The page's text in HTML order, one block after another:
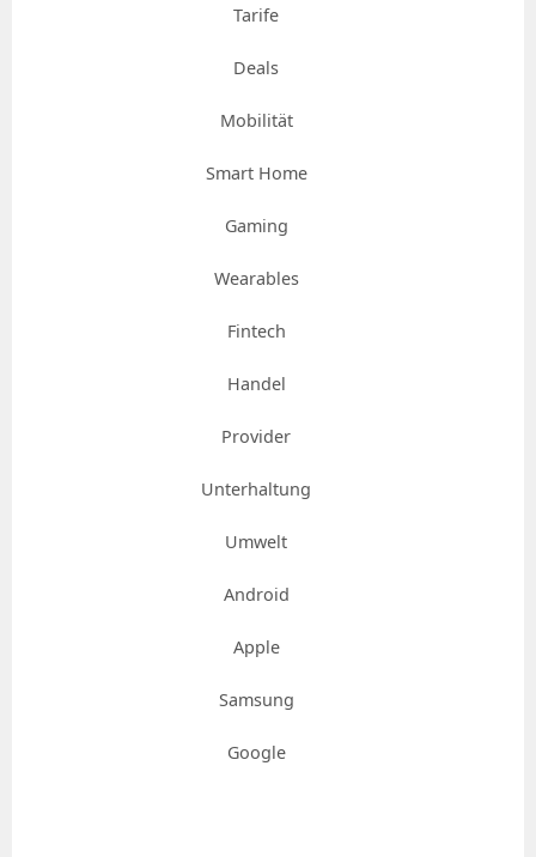
Tarife
Deals
Mobilität
Smart Home
Gaming
Wearables
Fintech
Handel
Provider
Unterhaltung
Umwelt
Android
Apple
Samsung
Google